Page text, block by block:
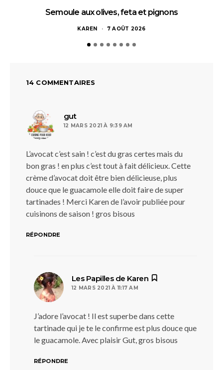
Semoule aux olives, feta et pignons
KAREN 7 AOÛT 2026
14 COMMENTAIRES
gutdit :
12 MARS 2021 À 9:39 AM
L’avocat c’est sain ! c’est du gras certes mais du
bon gras ! en plus c’est tout à fait délicieux. Cette
crème d’avocat doit être bien délicieuse, plus
douce que le guacamole elle doit faire de super
tartinades ! Merci Karen de l’avoir publiée pour
cuisinons de saison ! gros bisous
RÉPONDRE
Les Papilles de Karen
12 MARS 2021 À 11:17 AM
J’adore l’avocat ! Il est superbe dans cette
tartinade qui je te le confirme est plus douce que
le guacamole. Avec plaisir Gut, gros bisous
RÉPONDRE